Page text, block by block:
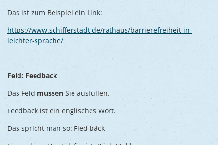
Das ist zum Beispiel ein Link:
https://www.schifferstadt.de/rathaus/barrierefreiheit-in-
leichter-sprache/
Feld: Feedback
Das Feld müssen Sie ausfüllen.
Feedback ist ein englisches Wort.
Das spricht man so: Fied bäck